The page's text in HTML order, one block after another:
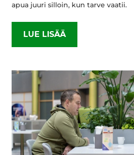
apua juuri silloin, kun tarve vaatii.
LUE LISÄÄ